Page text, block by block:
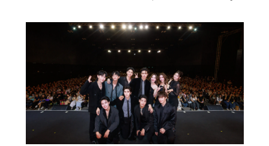
เดียว (A Minute) เพลงช้าสไตล์ POP ฟีลกู๊ด การันตีคุณภาพจาก
ปลายปากกาของ ภานุธิศ ลืออุดมธนา หรือ ”ข้าว fellow fellow
และบทบาทการเป็นโปรดิวเซอร์ร่วมกับ พงศธร เจนนุภาคจร
พร้อมคว้า เบนซ์-จิตตานันท์ ศิริสัมฤทธิ์ นักแสดงสาวสวยมาแรง
มาร่วมเติมเต็มไวบ์สุดละมุนในมิวสิกวิดีโอ